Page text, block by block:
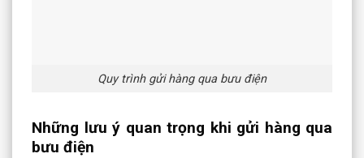
Quy trình gửi hàng qua bưu điện
Những lưu ý quan trọng khi gửi hàng qua
bưu điện